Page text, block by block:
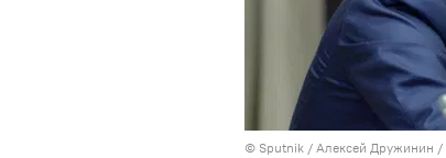
© Sputnik / Алексей Дружинин /